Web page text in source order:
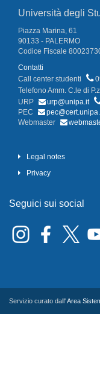
Università degli
Piazza Marina, 61
90133 - PALERMO
Codice Fiscale
Contatti
Call center studenti
Telefono Amm. C.le di
URP
urp@unipa.it
PEC
Webmaster
Legal notes
Privacy
Seguici sui social
Servizio curato dall'Area